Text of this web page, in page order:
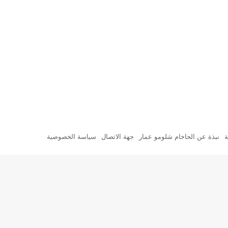
نبذة عن الحاخام شلومو عمار جهة الاتصال سياسة الخصوصية